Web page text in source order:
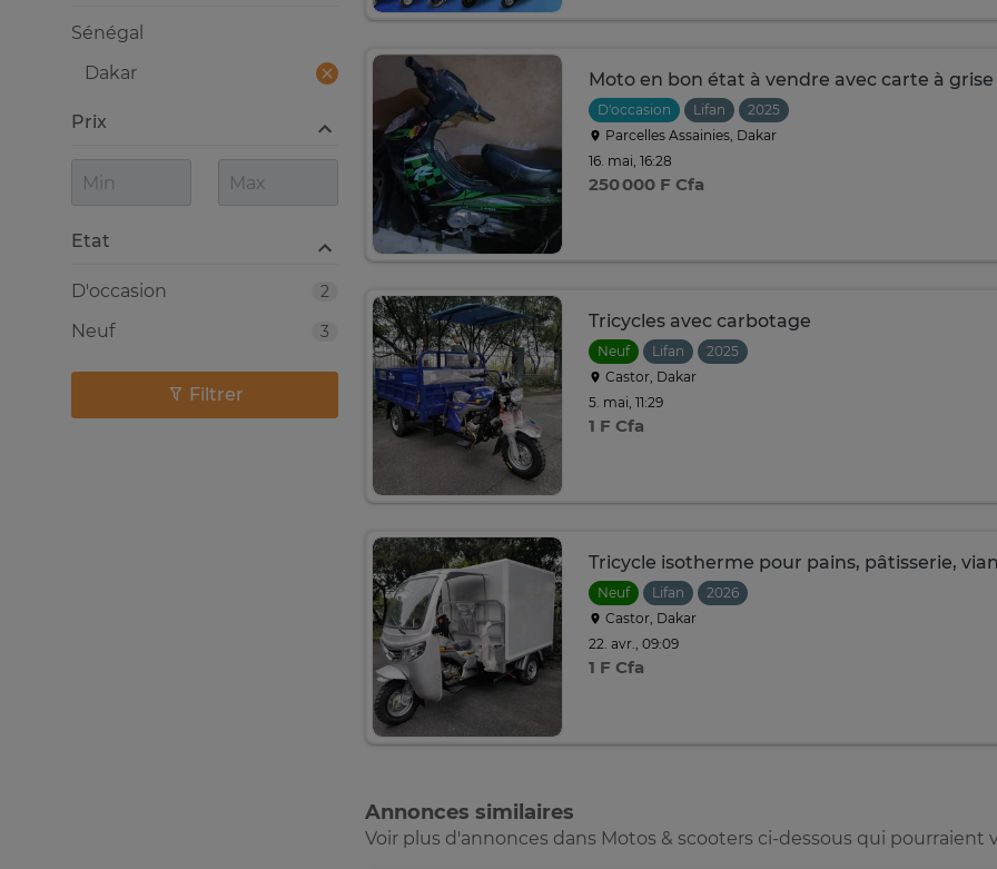
Moto en bon état à vendre avec carte à grise
D'occasion Lifan
2025
Parcelles Assainies, Dakar
16. mai, 16:28
250 000 F Cfa
Tricycles avec carbotage
Neuf Lifan
2025
Castor, Dakar
5. mai, 11:29
1 F Cfa
Tricycle isotherme pour pains, pâtisserie,
Neuf Lifan
2026
Castor, Dakar
22. avr., 09:09
1 F Cfa
Annonces similaires
Voir plus d'annonces dans Motos & scooters ci-dessous qui pourraient
Sénégal
Dakar
Prix
Etat
2
D'occasion
3
Neuf
Filtrer